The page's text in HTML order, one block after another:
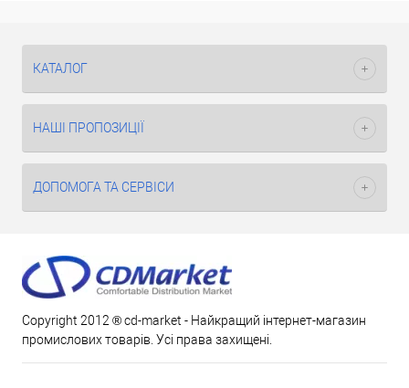
КАТАЛОГ
НАШІ ПРОПОЗИЦІЇ
ДОПОМОГА ТА СЕРВІСИ
Copyright 2012 ® cd-market - Найкращий інтернет-магазин
промислових товарів. Усі права захищені.